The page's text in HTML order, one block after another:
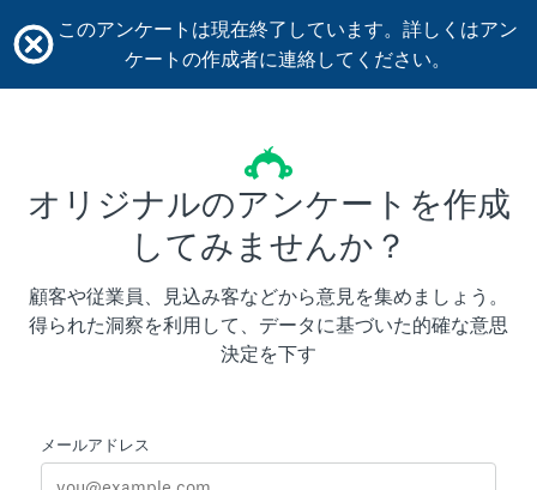
このアンケートは現在終了しています。詳しくはアン
ケートの作成者に連絡してください。
オリジナルのアンケートを作成
してみませんか？
顧客や従業員、見込み客などから意見を集めましょう。
得られた洞察を利用して、データに基づいた的確な意思
決定を下す
メールアドレス